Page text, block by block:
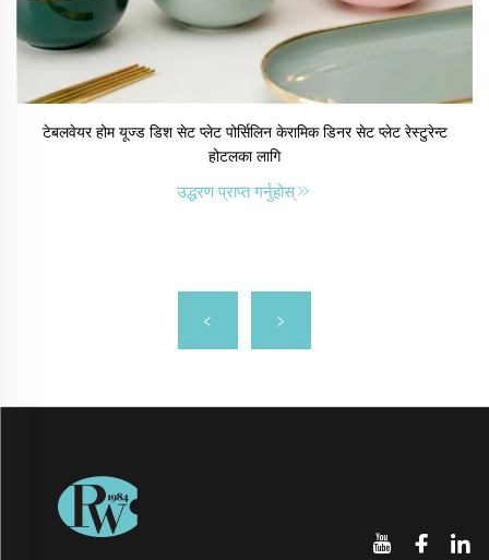
टेबलवेयर होम यूज्ड डिश सेट प्लेट पोर्सिलिन केरामिक डिनर सेट प्लेट रेस्टुरेन्ट
होटलका लागि
उद्धरण प्राप्त गर्नुहोस्